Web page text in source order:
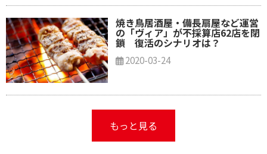
焼き鳥居酒屋・備長扇屋など運営
の「ヴィア」が不採算店62店を閉
鎖 復活のシナリオは？
2020-03-24
もっと見る